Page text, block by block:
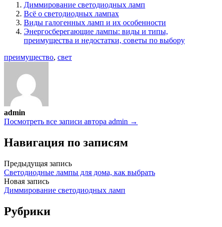
Диммирование светодиодных ламп
Всё о светодиодных лампах
Виды галогенных ламп и их особенности
Энергосберегающие лампы: виды и типы,
преимущества и недостатки, советы по выбору
преимущество, свет
admin
Посмотреть все записи автора admin →
Навигация по записям
Предыдущая запись
Светодиодные лампы для дома, как выбрать
Новая запись
Диммирование светодиодных ламп
Рубрики